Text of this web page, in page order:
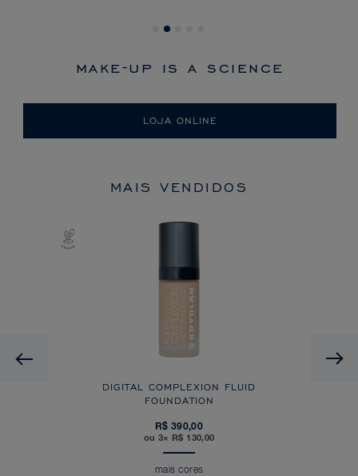
make-up is a science
LOJA ONLINE
MAIS VENDIDOS
Previous
DIGITAL COMPLEXION FLUID
FOUNDATION
R$ 390,00
ou 3× R$ 130,00
mais cores